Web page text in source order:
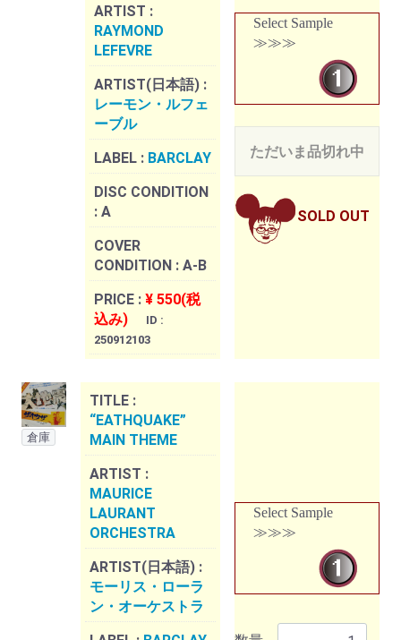
ARTIST :
RAYMOND
LEFEVRE
ARTIST(日本語) :
レーモン・ルフェ
ーブル
LABEL : BARCLAY
DISC CONDITION
: A
COVER
CONDITION : A-B
PRICE : ¥ 550(税
込み)
ID :
250912103
Select Sample
≫≫≫
ただいま品切れ中
SOLD OUT
倉庫
TITLE :
“EATHQUAKE”
MAIN THEME
ARTIST :
MAURICE
LAURANT
ORCHESTRA
ARTIST(日本語) :
モーリス・ローラ
ン・オーケストラ
Select Sample
≫≫≫